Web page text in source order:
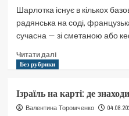
не
здалась
Шарлотка існує в кількох
радянська на соді,
сучасна — зі сметаною або
Читати даліДокладніше
шарлотку:
покроковий
Без рубрики
Ізраїль на карті: де
Валентина Торомченко